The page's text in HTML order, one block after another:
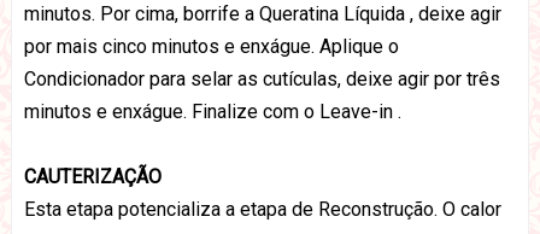
minutos. Por cima, borrife a Queratina Líquida , deixe agir
por mais cinco minutos e enxágue. Aplique o
Condicionador para selar as cutículas, deixe agir por três
minutos e enxágue. Finalize com o Leave-in .
CAUTERIZAÇÃO
Esta etapa potencializa a etapa de Reconstrução. O calor